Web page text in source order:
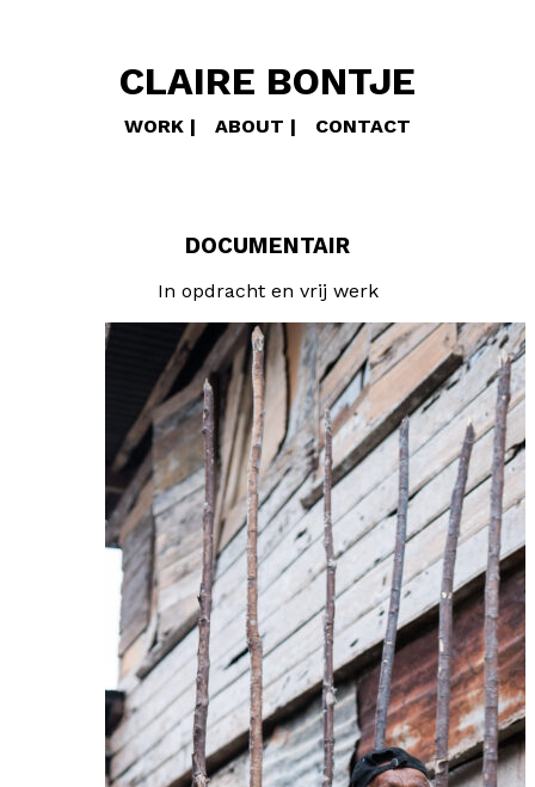
CLAIRE BONTJE
WORK ABOUT CONTACT
DOCUMENTAIR
In opdracht en vrij werk